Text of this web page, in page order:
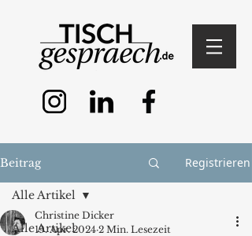
Beitrag Registrieren
Alle Artikel
Alle Artikel
Christine Dicker
19. Apr. 2024 2 Min. Lesezeit